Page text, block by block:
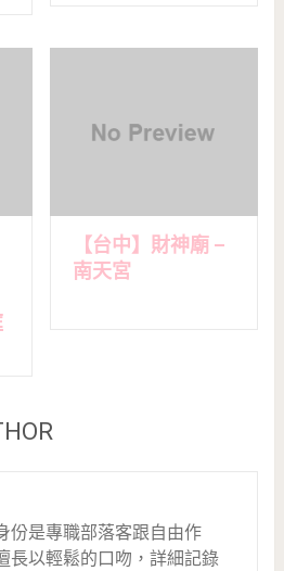
【台中】財神廟 –
南天宮
份是專職部落客跟自由作
長以輕鬆的口吻，詳細記錄